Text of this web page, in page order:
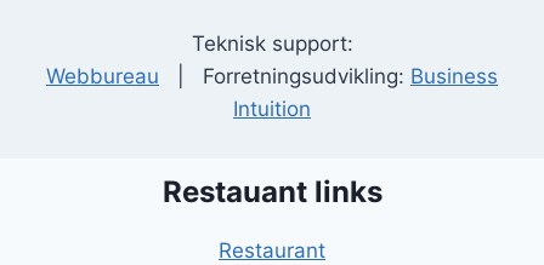
Teknisk support:
Webbureau | Forretningsudvikling: Business
Intuition
Restauant links
Restaurant